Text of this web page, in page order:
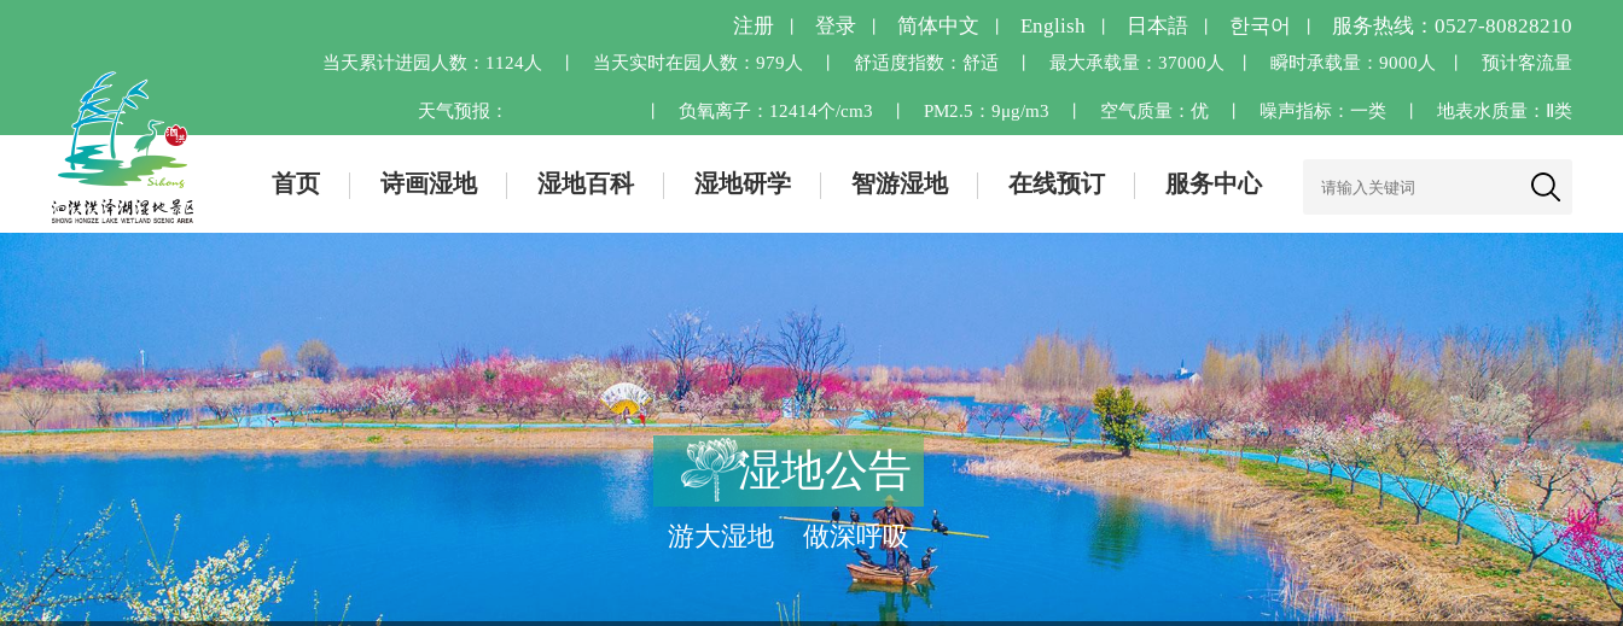
注册 登录 简体中文 English 日本語 한국어 服务热线：0527-80828210
当天累计进园人数： 1124人 当天实时在园人数： 979人 舒适度指数： 舒适 最大承载量：37000人 瞬时承载量：9000人 预计客流量
天气预报： 负氧离子： 12414个/cm3 PM2.5： 9μg/m3 空气质量： 优 噪声指标：一类 地表水质量：Ⅱ类
首页 诗画湿地 湿地百科 湿地研学 智游湿地 在线预订 服务中心
湿地公告
游大湿地 做深呼吸